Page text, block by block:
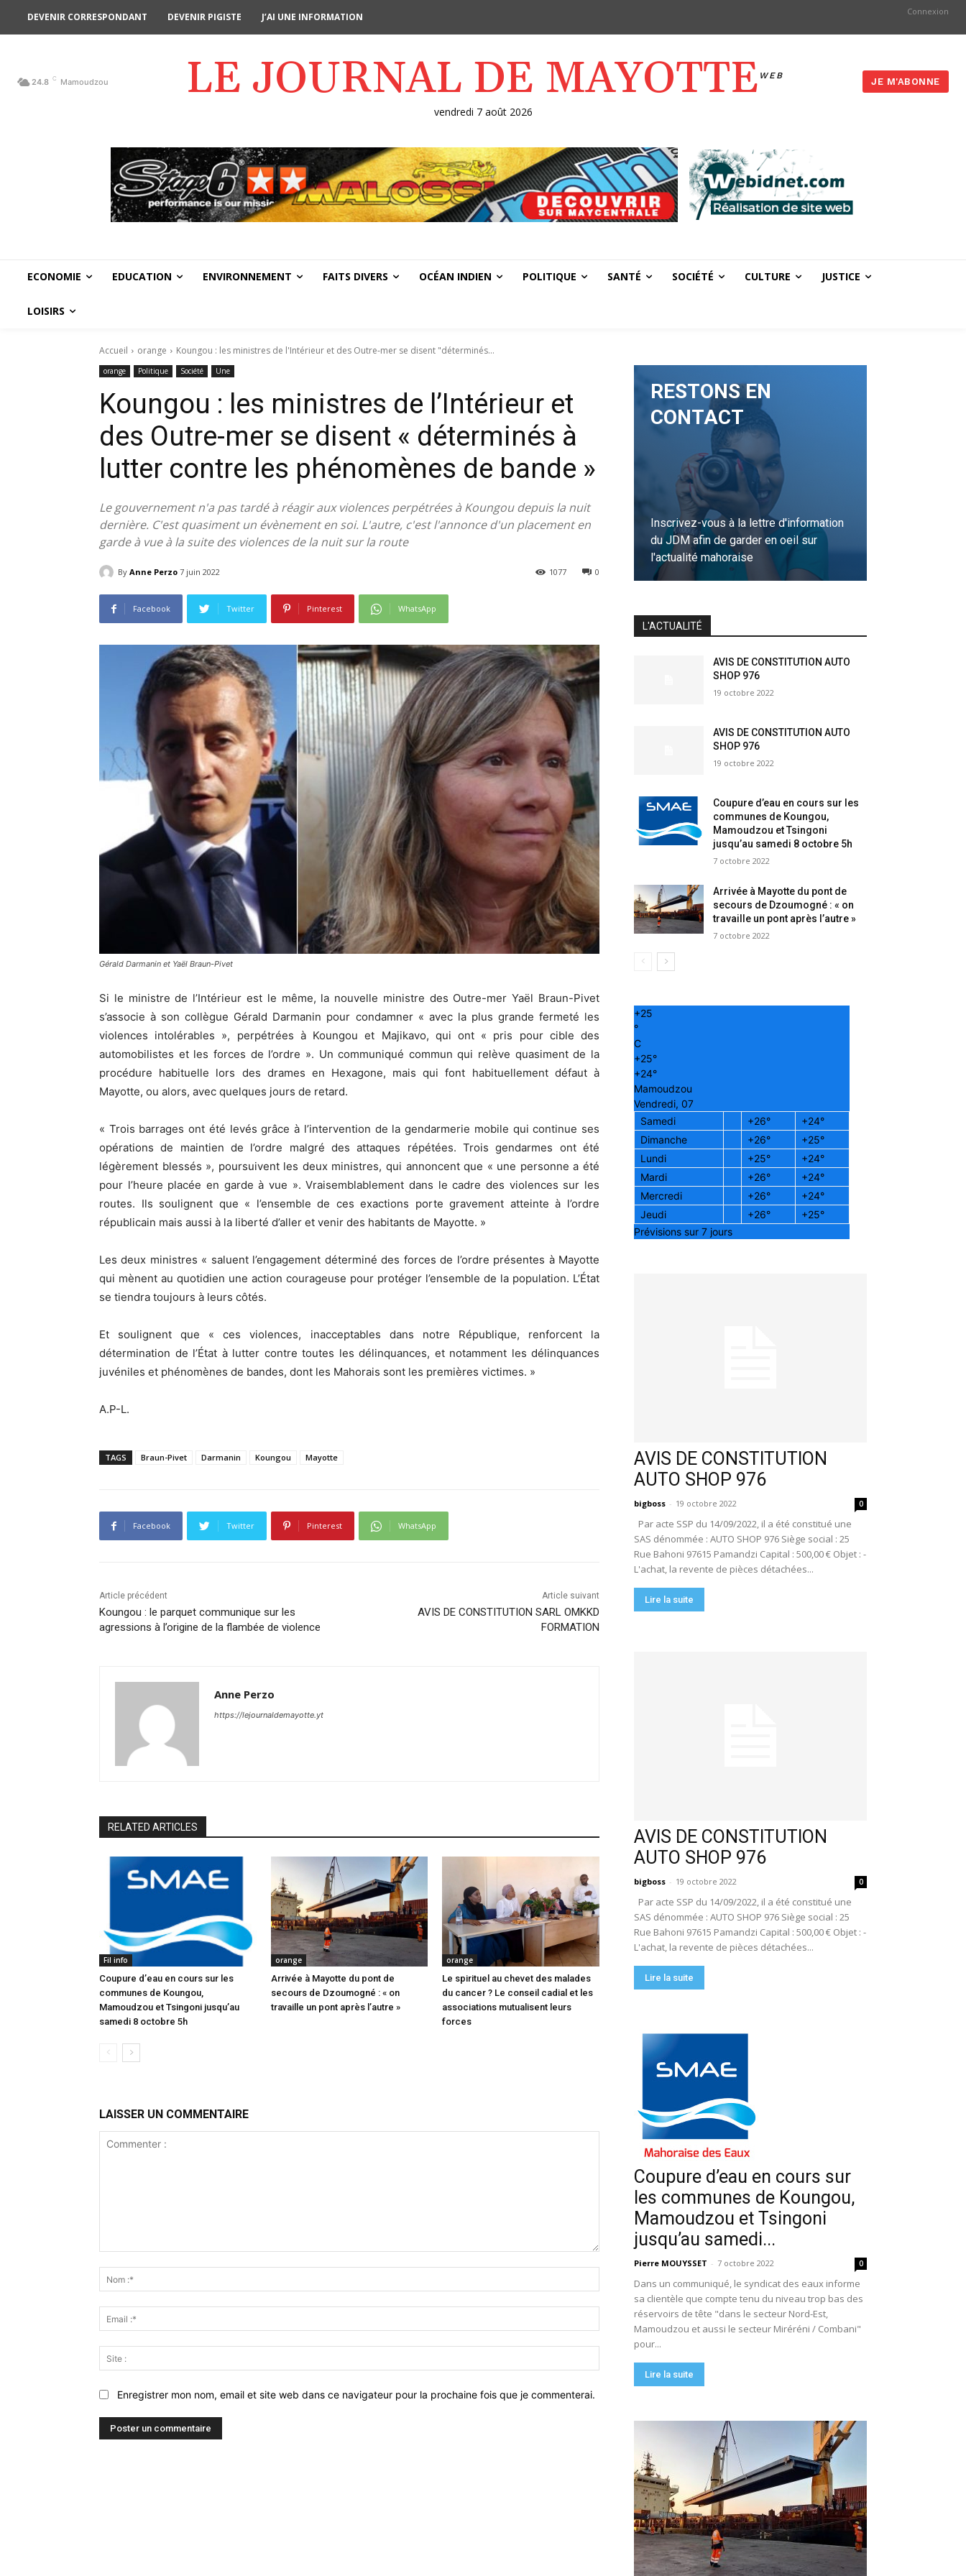
DEVENIR CORRESPONDANT DEVENIR PIGISTE J’AI UNE INFORMATION Connexion
24.8 C Mamoudzou LE JOURNAL DE MAYOTTE WEB
JE M'ABONNE
vendredi 7 août 2026
ECONOMIE EDUCATION ENVIRONNEMENT FAITS DIVERS OCÉAN INDIEN POLITIQUE SANTÉ SOCIÉTÉ CULTURE JUSTICE
LOISIRS
Accueil orange Koungou : les ministres de l'Intérieur et des Outre-mer se disent "déterminés...
orange Politique Société Une
Koungou : les ministres de l’Intérieur et
des Outre-mer se disent « déterminés à
lutter contre les phénomènes de bande »
Le gouvernement n'a pas tardé à réagir aux violences perpétrées à Koungou depuis la nuit
dernière. C'est quasiment un évènement en soi. L'autre, c'est l'annonce d'un placement en
garde à vue à la suite des violences de la nuit sur la route
By Anne Perzo 7 juin 2022 0
1077
Facebook Twitter Pinterest WhatsApp
Gérald Darmanin et Yaël Braun-Pivet
Si le ministre de l’Intérieur est le même, la nouvelle ministre des Outre-mer Yaël Braun-Pivet
s’associe à son collègue Gérald Darmanin pour condamner « avec la plus grande fermeté les
violences intolérables », perpétrées à Koungou et Majikavo, qui ont « pris pour cible des
automobilistes et les forces de l’ordre ». Un communiqué commun qui relève quasiment de la
procédure habituelle lors des drames en Hexagone, mais qui font habituellement défaut à
Mayotte, ou alors, avec quelques jours de retard.
« Trois barrages ont été levés grâce à l’intervention de la gendarmerie mobile qui continue ses
opérations de maintien de l’ordre malgré des attaques répétées. Trois gendarmes ont été
légèrement blessés », poursuivent les deux ministres, qui annoncent que « une personne a été
pour l’heure placée en garde à vue ». Vraisemblablement dans le cadre des violences sur les
routes. Ils soulignent que « l’ensemble de ces exactions porte gravement atteinte à l’ordre
républicain mais aussi à la liberté d’aller et venir des habitants de Mayotte. »
Les deux ministres « saluent l’engagement déterminé des forces de l’ordre présentes à Mayotte
qui mènent au quotidien une action courageuse pour protéger l’ensemble de la population. L’État
se tiendra toujours à leurs côtés.
Et soulignent que « ces violences, inacceptables dans notre République, renforcent la
détermination de l’État à lutter contre toutes les délinquances, et notamment les délinquances
juvéniles et phénomènes de bandes, dont les Mahorais sont les premières victimes. »
A.P-L.
TAGS Braun-Pivet Darmanin Koungou Mayotte
Facebook Twitter Pinterest WhatsApp
Article précédent
Koungou : le parquet communique sur les
agressions à l’origine de la flambée de violence
Article suivant
AVIS DE CONSTITUTION SARL OMKKD
FORMATION
Anne Perzo
https://lejournaldemayotte.yt
RELATED ARTICLES
Fil info
Coupure d’eau en cours sur les
communes de Koungou,
Mamoudzou et Tsingoni jusqu’au
samedi 8 octobre 5h
orange
Arrivée à Mayotte du pont de
secours de Dzoumogné : « on
travaille un pont après l’autre »
orange
Le spirituel au chevet des malades
du cancer ? Le conseil cadial et les
associations mutualisent leurs
forces
LAISSER UN COMMENTAIRE
:*
:*
:
Enregistrer mon nom, email et site web dans ce navigateur pour la prochaine fois que je commenterai.
RESTONS EN
CONTACT
Inscrivez-vous à la lettre d'information
du JDM afin de garder en oeil sur
l'actualité mahoraise
L'ACTUALITÉ
AVIS DE CONSTITUTION AUTO
SHOP 976
19 octobre 2022
AVIS DE CONSTITUTION AUTO
SHOP 976
19 octobre 2022
Coupure d’eau en cours sur les
communes de Koungou,
Mamoudzou et Tsingoni
jusqu’au samedi 8 octobre 5h
7 octobre 2022
Arrivée à Mayotte du pont de
secours de Dzoumogné : « on
travaille un pont après l’autre »
7 octobre 2022
+25
°
C
+25°
+24°
Mamoudzou
Vendredi, 07
Samedi
+26° +24°
Dimanche
+26° +25°
Lundi
+25° +24°
Mardi
+26° +24°
Mercredi
+26° +24°
Jeudi
+26° +25°
Prévisions sur 7 jours
AVIS DE CONSTITUTION
AUTO SHOP 976
bigboss - 19 octobre 2022 0
Par acte SSP du 14/09/2022, il a été constitué une
SAS dénommée : AUTO SHOP 976 Siège social : 25
Rue Bahoni 97615 Pamandzi Capital : 500,00 € Objet : -
L'achat, la revente de pièces détachées...
Lire la suite
AVIS DE CONSTITUTION
AUTO SHOP 976
bigboss - 19 octobre 2022 0
Par acte SSP du 14/09/2022, il a été constitué une
SAS dénommée : AUTO SHOP 976 Siège social : 25
Rue Bahoni 97615 Pamandzi Capital : 500,00 € Objet : -
L'achat, la revente de pièces détachées...
Lire la suite
Coupure d’eau en cours sur
les communes de Koungou,
Mamoudzou et Tsingoni
jusqu’au samedi...
Pierre MOUYSSET - 7 octobre 2022 0
Dans un communiqué, le syndicat des eaux informe
sa clientèle que compte tenu du niveau trop bas des
réservoirs de tête "dans le secteur Nord-Est,
Mamoudzou et aussi le secteur Miréréni / Combani"
pour...
Lire la suite